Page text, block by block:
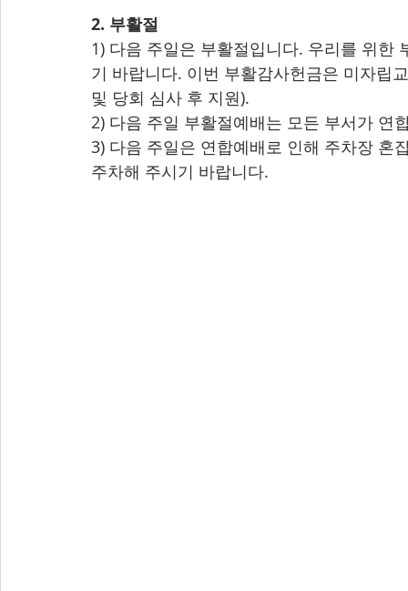
2. 부활절
1) 다음 주일은 부활절입니다. 우리를 위한
기 바랍니다. 이번 부활감사헌금은 미자립
및 당회 심사 후 지원).
2) 다음 주일 부활절예배는 모든 부서가 연
3) 다음 주일은 연합예배로 인해 주차장
주차해 주시기 바랍니다.